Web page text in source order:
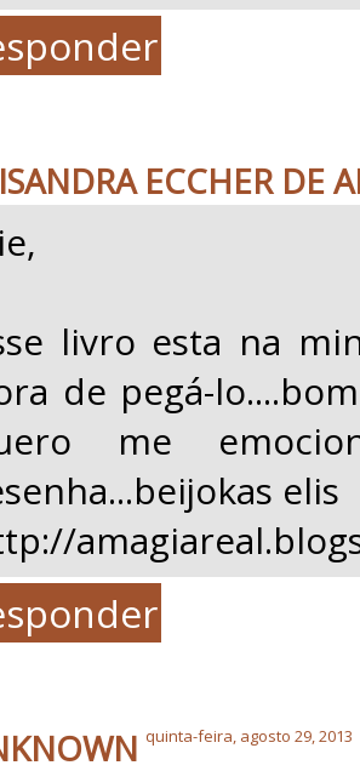
ECCHER DE
livro esta na
de pegá-
me
elis
quinta-feira, agosto 29, 2013